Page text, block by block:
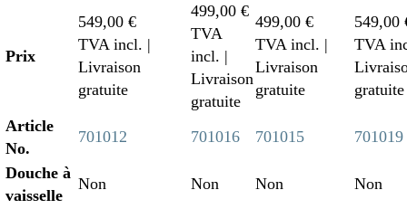
Prix
549,00 €
TVA incl. |
Livraison
gratuite
499,00 €
TVA
incl. |
Livraison
gratuite
499,00 €
TVA incl. |
Livraison
gratuite
549,00
TVA
gratuite
Article
No.
701012 701016 701015
701019
Douche à
vaisselle
Non Non Non Non